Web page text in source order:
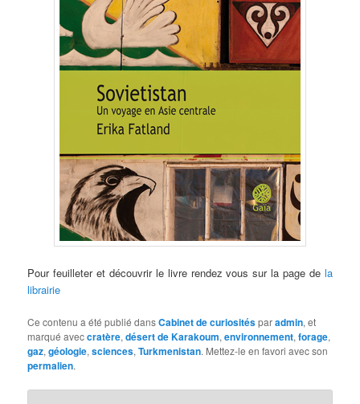
Pour feuilleter et découvrir le livre rendez vous sur la page de la
librairie
Ce contenu a été publié dansCabinet de curiositésparadmin, et
marqué aveccratère,désert de Karakoum,environnement,forage,
gaz,géologie,sciences,Turkmenistan. Mettez-le en favori avec son
permalien.